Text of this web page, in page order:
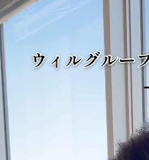
からの
お互
用（就
しょ
た苦労と、それでも
乗り越えられた仲間